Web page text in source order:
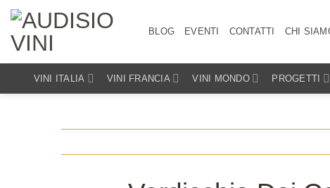
Salta
contenuti
BLOG EVENTI CONTATTI CHI
VINI ITALIA VINI FRANCIA VINI MONDO PROGETTI